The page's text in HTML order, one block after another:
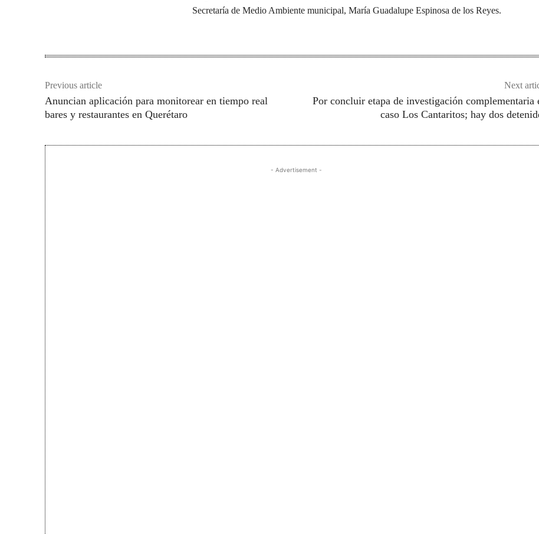
Secretaría de Medio Ambiente municipal, María Guadalupe Espinosa de los Reyes.
Previous article
Anuncian aplicación para monitorear en tiempo real
bares y restaurantes en Querétaro
Next
Por concluir etapa de investigación complementaria
caso Los Cantaritos; hay dos
- Advertisement -